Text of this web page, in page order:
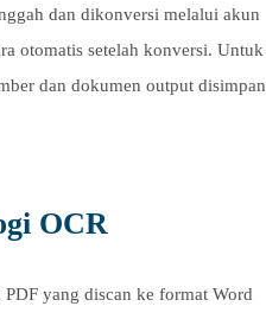
dan dikonversi melalui akun
otomatis setelah konversi. Untuk
dan dokumen output disimpan
OCR
yang discan ke format Word